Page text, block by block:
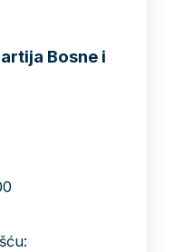
Bosne i